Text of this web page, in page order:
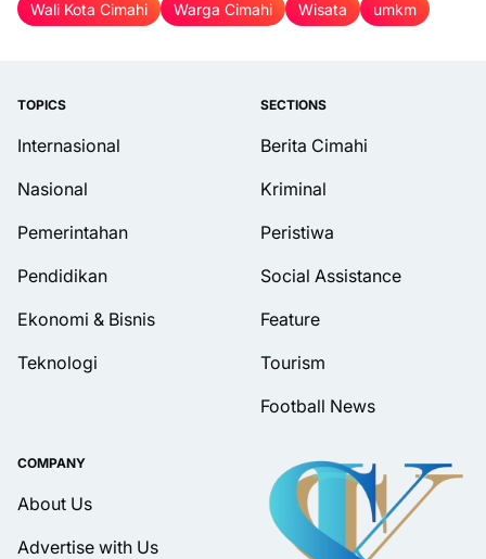
Wali Kota Cimahi
Warga Cimahi Wisata umkm
TOPICS
Internasional
Nasional
Pemerintahan
Pendidikan
Ekonomi & Bisnis
Teknologi
SECTIONS
Berita Cimahi
Kriminal
Peristiwa
Social Assistance
Feature
Tourism
Football News
COMPANY
About Us
Advertise with Us